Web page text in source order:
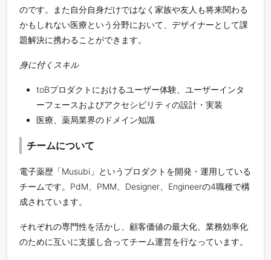
のです。また自分自身だけではなく家族や友人も将来関わる
かもしれない医療という分野において、デザイナーとして課
題解決に携わることができます。
身に付くスキル
toBプロダクトにおけるユーザー体験、ユーザーインタ
ーフェースおよびアクセシビリティの設計・実装
医療、薬局業界のドメイン知識
チームについて
電子薬歴「Musubi」というプロダクトを開発・運用している
チームです。PdM、PMM、Designer、Engineerの4職種で構
成されています。
それぞれの専門性を活かし、顧客価値の最大化、業務効率化
のために互いに支援し合ってチーム運営を行なっています。